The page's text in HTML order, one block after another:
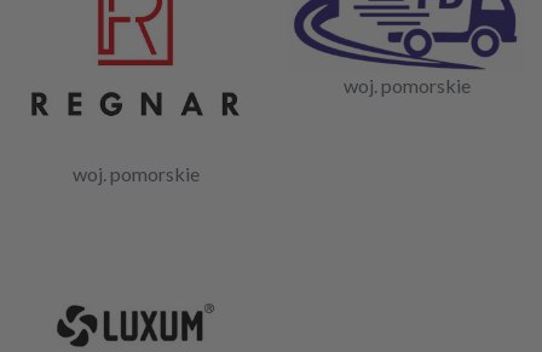
woj. pomorskie
woj. pomorskie